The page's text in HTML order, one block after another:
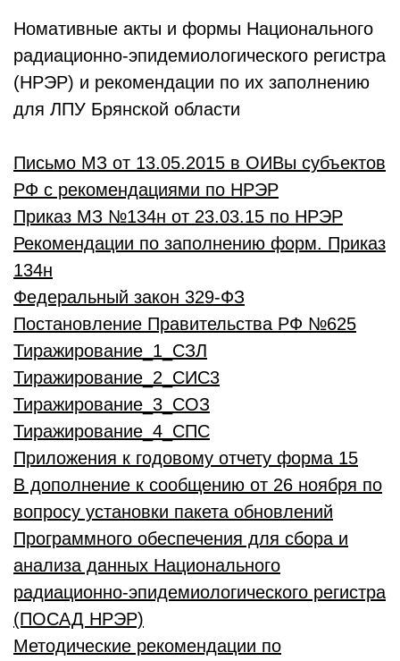
Номативные акты и формы Национального
радиационно-эпидемиологического регистра
(НРЭР) и рекомендации по их заполнению
для ЛПУ Брянской области
Письмо МЗ от 13.05.2015 в ОИВы субъектов
РФ с рекомендациями по НРЭР
Приказ МЗ №134н от 23.03.15 по НРЭР
Рекомендации по заполнению форм. Приказ
134н
Федеральный закон 329-ФЗ
Постановление Правительства РФ №625
Тиражирование_1_СЗЛ
Тиражирование_2_СИС3
Тиражирование_3_СОЗ
Тиражирование_4_СПС
Приложения к годовому отчету форма 15
В дополнение к сообщению от 26 ноября по
вопросу установки пакета обновлений
Программного обеспечения для сбора и
анализа данных Национального
радиационно-эпидемиологического регистра
(ПОСАД НРЭР)
Методические рекомендации по